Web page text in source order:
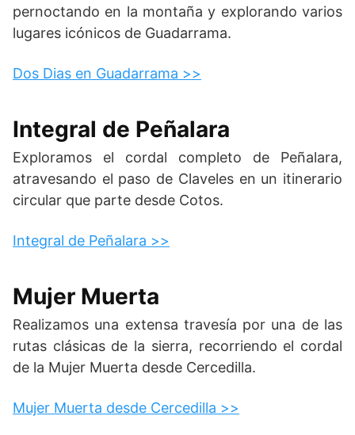
pernoctando en la montaña y explorando varios
lugares icónicos de Guadarrama.
Dos Dias en Guadarrama >>
Integral de Peñalara
Exploramos el cordal completo de Peñalara,
atravesando el paso de Claveles en un itinerario
circular que parte desde Cotos.
Integral de Peñalara >>
Mujer Muerta
Realizamos una extensa travesía por una de las
rutas clásicas de la sierra, recorriendo el cordal
de la Mujer Muerta desde Cercedilla.
Mujer Muerta desde Cercedilla >>